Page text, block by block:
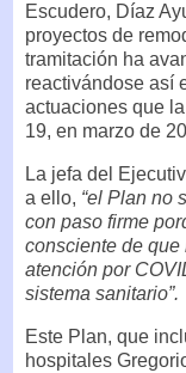
Escudero, Díaz
proyectos de
tramitación ha
reactivándose así
actuaciones que
19, en marzo de
La jefa del
a ello, “el Plan no
con paso firme
consciente de
atención por
sistema sanitario”.
Este Plan, que
hospitales